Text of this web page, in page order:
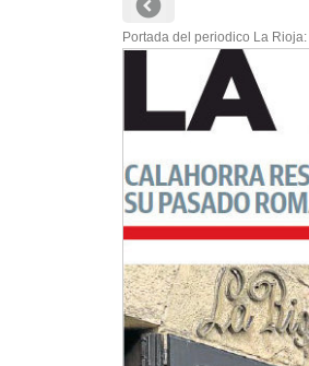
Portada del periodico La Rioja: